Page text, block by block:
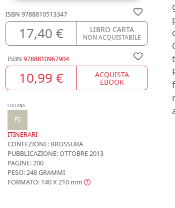
ISBN 9788810513347
17,40 € LIBRO CARTA
NON ACQUISTABILE
ISBN 9788810967904
10,99 € ACQUISTA
EBOOK
COLLANA
F5
ITINERARI
CONFEZIONE: BROSSURA
PUBBLICAZIONE:OTTOBRE 2013
PAGINE: 200
PESO: 248 GRAMMI
FORMATO: 140 X 210 mm